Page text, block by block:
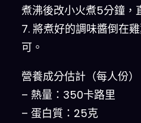
煮沸後改小火煮5分鐘，
7. 將煮好的調味醬倒在
可。
營養成分估計（每人份）
– 熱量：350卡路里
– 蛋白質：25克